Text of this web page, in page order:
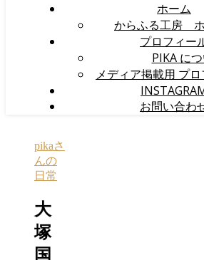
ホーム
からふる工房
プロフィー
PIKA に
メディア掲載用 プ
お問い合わ
pikaさ
んの
日常
大
塚
国